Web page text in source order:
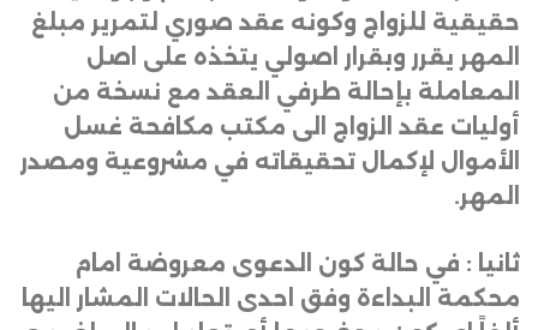
حقيقية للزواج وكونه عقد صوري لتمرير مبلغ
المهر يقرر وبقرار اصولي يتخذه على اصل
المعاملة بإحالة طرفي العقد مع نسخة من
أوليات عقد الزواج الى مكتب مكافحة غسل
الأموال لإكمال تحقيقاته في مشروعية ومصدر
المهر.
ثانيا : في حالة كون الدعوى معروضة امام
محكمة البداءة وفق احدى الحالات المشار اليها